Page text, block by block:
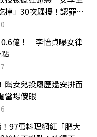
掉」30次騷擾！認罪免
億！ 李怡貞曝女律
瞞女兒投履歷還安排面
場傻眼
97萬料理網紅「肥大